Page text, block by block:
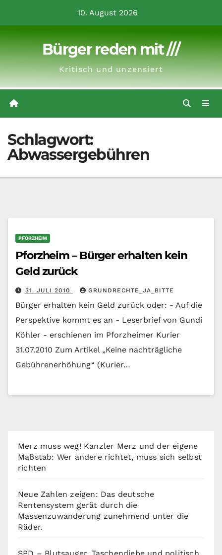
10. August 2026
Bürger reden mit ///
Kritisch und unzensiert
Schlagwort:
Abwassergebühren
PFORZHEIM
Pforzheim – Bürger erhalten kein
Geld zurück
31. JULI 2010 GRUNDRECHTE_JA_BITTE
Bürger erhalten kein Geld zurück oder: - Auf die
Perspektive kommt es an - Leserbrief von Gundi
Köhler - erschienen im Pforzheimer Kurier
31.07.2010 Zum Artikel „Keine nachträgliche
Gebührenerhöhung“ (Kurier…
Merz muss weg! Kanzler Merz und der eigene
Maßstab: Wer andere richtet, muss sich selbst
richten
Neue Zahlen zeigen: Das deutsche
Rentensystem gerät durch die
Massenzuwanderung zunehmend unter die
Räder.